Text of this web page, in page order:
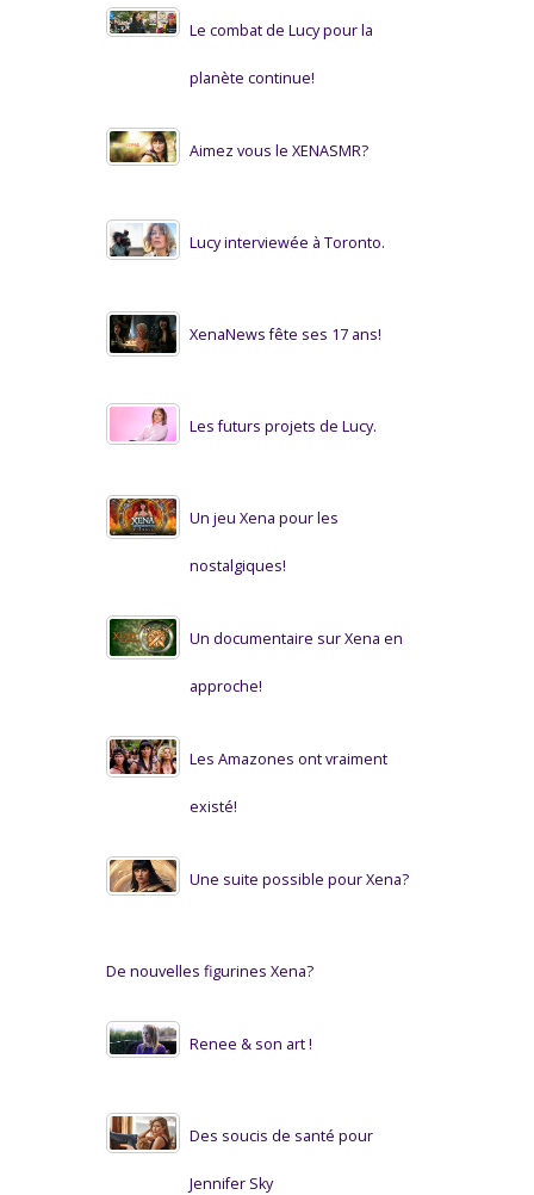
Le combat de Lucy pour la
planète continue!
Aimez vous le XENASMR?
Lucy interviewée à Toronto.
XenaNews fête ses 17 ans!
Les futurs projets de Lucy.
Un jeu Xena pour les
nostalgiques!
Un documentaire sur Xena en
approche!
Les Amazones ont vraiment
existé!
Une suite possible pour Xena?
De nouvelles figurines Xena?
Renee & son art !
Des soucis de santé pour
Jennifer Sky